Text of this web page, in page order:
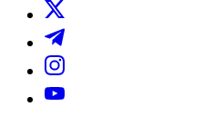
noticias
locales
cobertura
noticias
/
https://
_r=1&_t=ZS-
96a0qhG5we1
https://
https://youtube.com/